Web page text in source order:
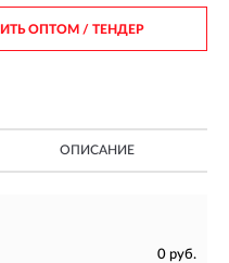
ОПТОМ/ ТЕНДЕР
ОПИСАНИЕ
0 руб.